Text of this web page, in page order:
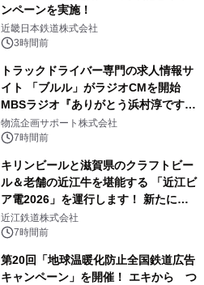
ンペーンを実施！
近畿日本鉄道株式会社
3時間前
トラックドライバー専門の求人情報サ
イト 「ブルル」がラジオCMを開始
MBSラジオ『ありがとう浜村淳です』
にて8月1日(土)より
物流企画サポート株式会社
7時間前
キリンビールと滋賀県のクラフトビー
ル＆老舗の近江牛を堪能する 「近江ビ
ア電2026」を運行します！ 新たに
「長濱浪漫ビール」が参加！キリン一
番搾り飲み放題が復活！
近江鉄道株式会社
7時間前
第20回「地球温暖化防止全国鉄道広告
キャンペーン」を開催！ エキから つ